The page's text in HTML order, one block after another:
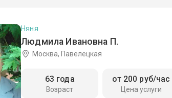
Людмила Ивановна П.
Няня
Москва, Павелецкая
Возраст
63 года
Цена услуги
от 200 руб/час